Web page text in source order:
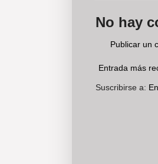
No hay
Publicar un
Entrada más
Suscribirse a: